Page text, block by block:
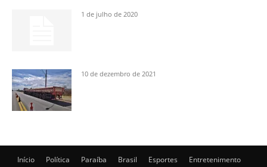
1 de julho de 2020
10 de dezembro de 2021
Início Política Paraíba Brasil Esportes Entretenimento